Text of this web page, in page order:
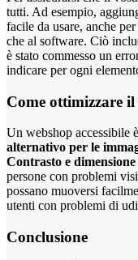
tutti. Ad esempio,
facile da usare, anche
che al software. Ciò
è stato commesso un
indicare per ogni
Come ottimizzare
Un webshop accessibile
alternativo per le
Contrasto e
persone con problemi
possano muoversi
utenti con problemi di
Conclusione